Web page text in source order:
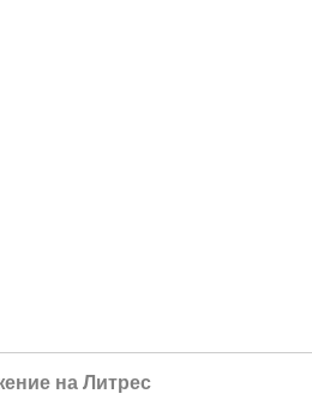
на Литрес